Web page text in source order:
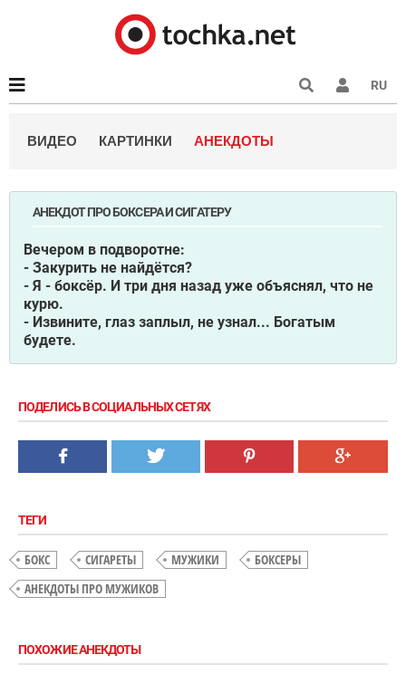
RU
ВИДЕО КАРТИНКИ АНЕКДОТЫ
АНЕКДОТ ПРО БОКСЕРА И СИГАТЕРУ
Вечером в подворотне:
- Закурить не найдётся?
- Я - боксёр. И три дня назад уже объяснял, что не
курю.
- Извините, глаз заплыл, не узнал... Богатым
будете.
ПОДЕЛИСЬ В СОЦИАЛЬНЫХ СЕТЯХ
ТЕГИ
БОКС СИГАРЕТЫ МУЖИКИ
БОКСЕРЫ
АНЕКДОТЫ ПРО МУЖИКОВ
ПОХОЖИЕ АНЕКДОТЫ